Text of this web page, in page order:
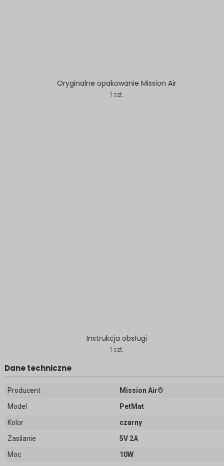
Oryginalne opakowanie Mission Air
1 szt.
Instrukcja obsługi
1 szt.
Dane techniczne
Producent
Mission Air®
Model
PetMat
Kolor
czarny
Zasilanie
5V 2A
Moc
10W